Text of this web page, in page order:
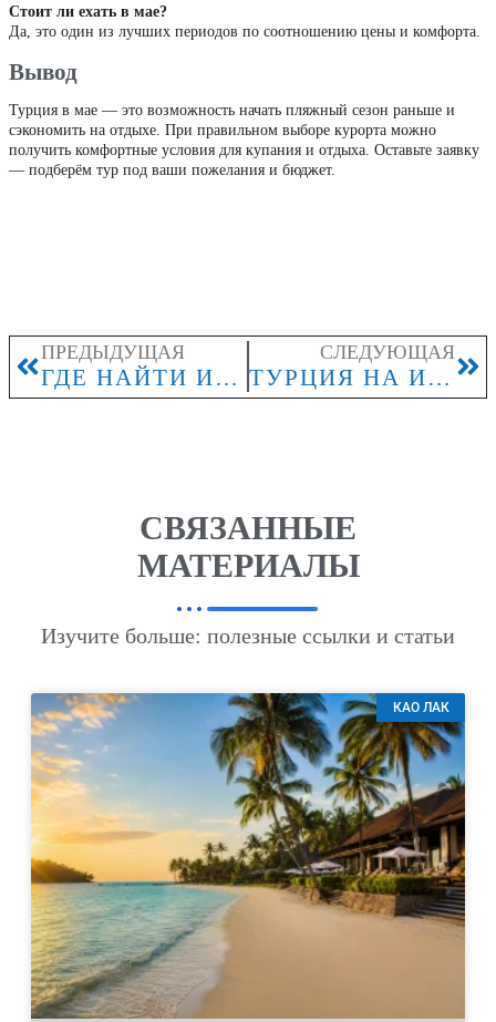
Стоит ли ехать в мае?
Да, это один из лучших периодов по соотношению цены и комфорта.
Вывод
Турция в мае — это возможность начать пляжный сезон раньше и
сэкономить на отдыхе. При правильном выборе курорта можно
получить комфортные условия для купания и отдыха. Оставьте заявку
— подберём тур под ваши пожелания и бюджет.
ПРЕДЫДУЩАЯ
ГДЕ НАЙТИ ИДЕАЛЬНЫЙ ПЛЯЖ В ТУРЦИИ?
СЛЕДУЮЩАЯ
ТУРЦИЯ НА ИЮНЬ 2026: КАКИЕ ФОРМАТЫ ОТДЫХА ВЫБИРАЮТ СЕМЬИ
СВЯЗАННЫЕ
МАТЕРИАЛЫ
Изучите больше: полезные ссылки и статьи
КАО ЛАК